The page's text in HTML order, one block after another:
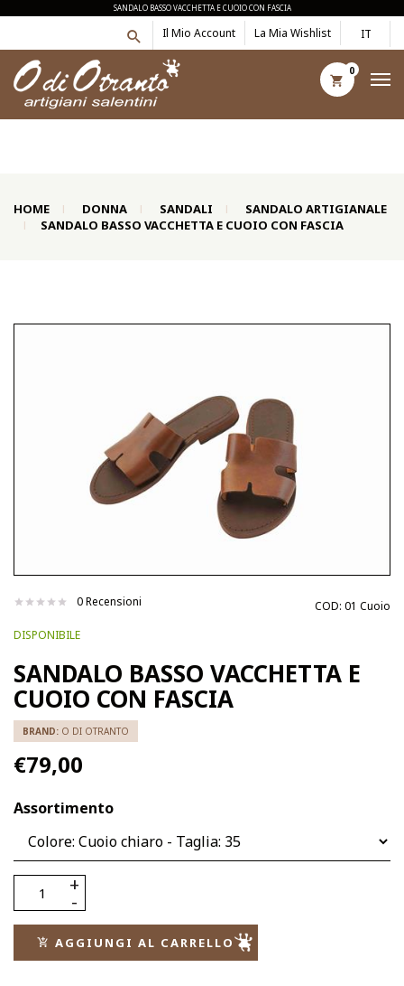
SANDALO BASSO VACCHETTA E CUOIO CON FASCIA
IT
Il Mio Account La Mia Wishlist
0
HOME DONNA SANDALI
SANDALO ARTIGIANALE
SANDALO BASSO VACCHETTA E CUOIO CON FASCIA
0 Recensioni COD: 01 Cuoio
DISPONIBILE
SANDALO BASSO VACCHETTA E
CUOIO CON FASCIA
BRAND: O DI OTRANTO
€79,00
Assortimento
AGGIUNGI AL CARRELLO